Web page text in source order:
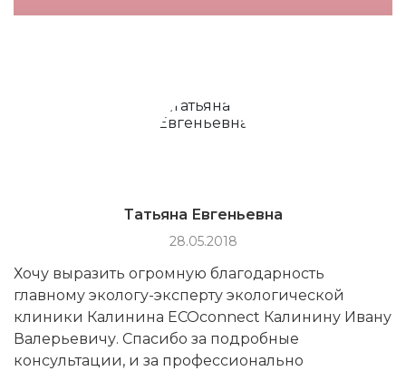
Татьяна Евгеньевна
28.05.2018
Хочу выразить огромную благодарность
главному экологу-эксперту экологической
клиники Калинина ECOconnect Калинину Ивану
Валерьевичу. Спасибо за подробные
консультации, и за профессионально